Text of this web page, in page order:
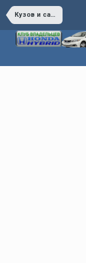
Кузов и салон